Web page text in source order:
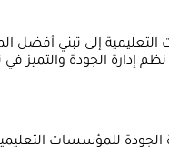
إدارة الجودة والتميز في
لنظام إدارة الجودة